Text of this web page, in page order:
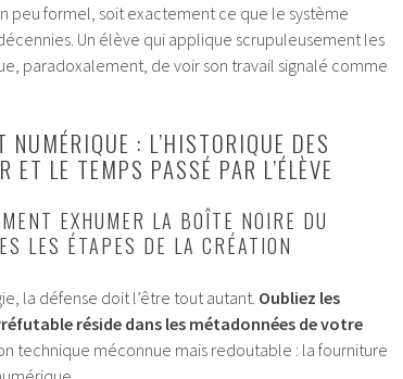
peu formel, soit exactement ce que le système
Un élève qui applique scrupuleusement les
paradoxalement, de voir son travail signalé comme
NUMÉRIQUE : L’HISTORIQUE DES
ET LE TEMPS PASSÉ PAR L’ÉLÈVE
EXHUMER LA BOÎTE NOIRE DU
LES ÉTAPES DE LA CRÉATION
la défense doit l’être tout autant. Oubliez les
réside dans les métadonnées de votre
technique méconnue mais redoutable : la fourniture